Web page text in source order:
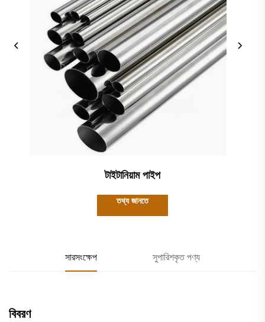
টাইটানিয়াম পাইপ
তথ্য জানতে
সারসংক্ষেপ সুপারিশকৃত পণ্য
বিবরণ